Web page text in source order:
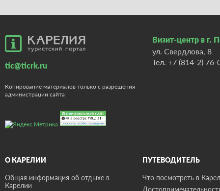
tic@ticrk.ru
Копирование материалов только с разрешения
администрации сайта
Визит-центр в г.
ул. Свердлова, 8
Тел. +7 (814-2) 76-
О КАРЕЛИИ
Общая информация об отдыхе в
Карелии
ПУТЕВОДИТЕЛЬ
Что посмотреть в